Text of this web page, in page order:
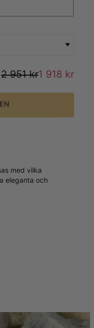
2 951 kr1 918 kr
med vilka
eleganta och